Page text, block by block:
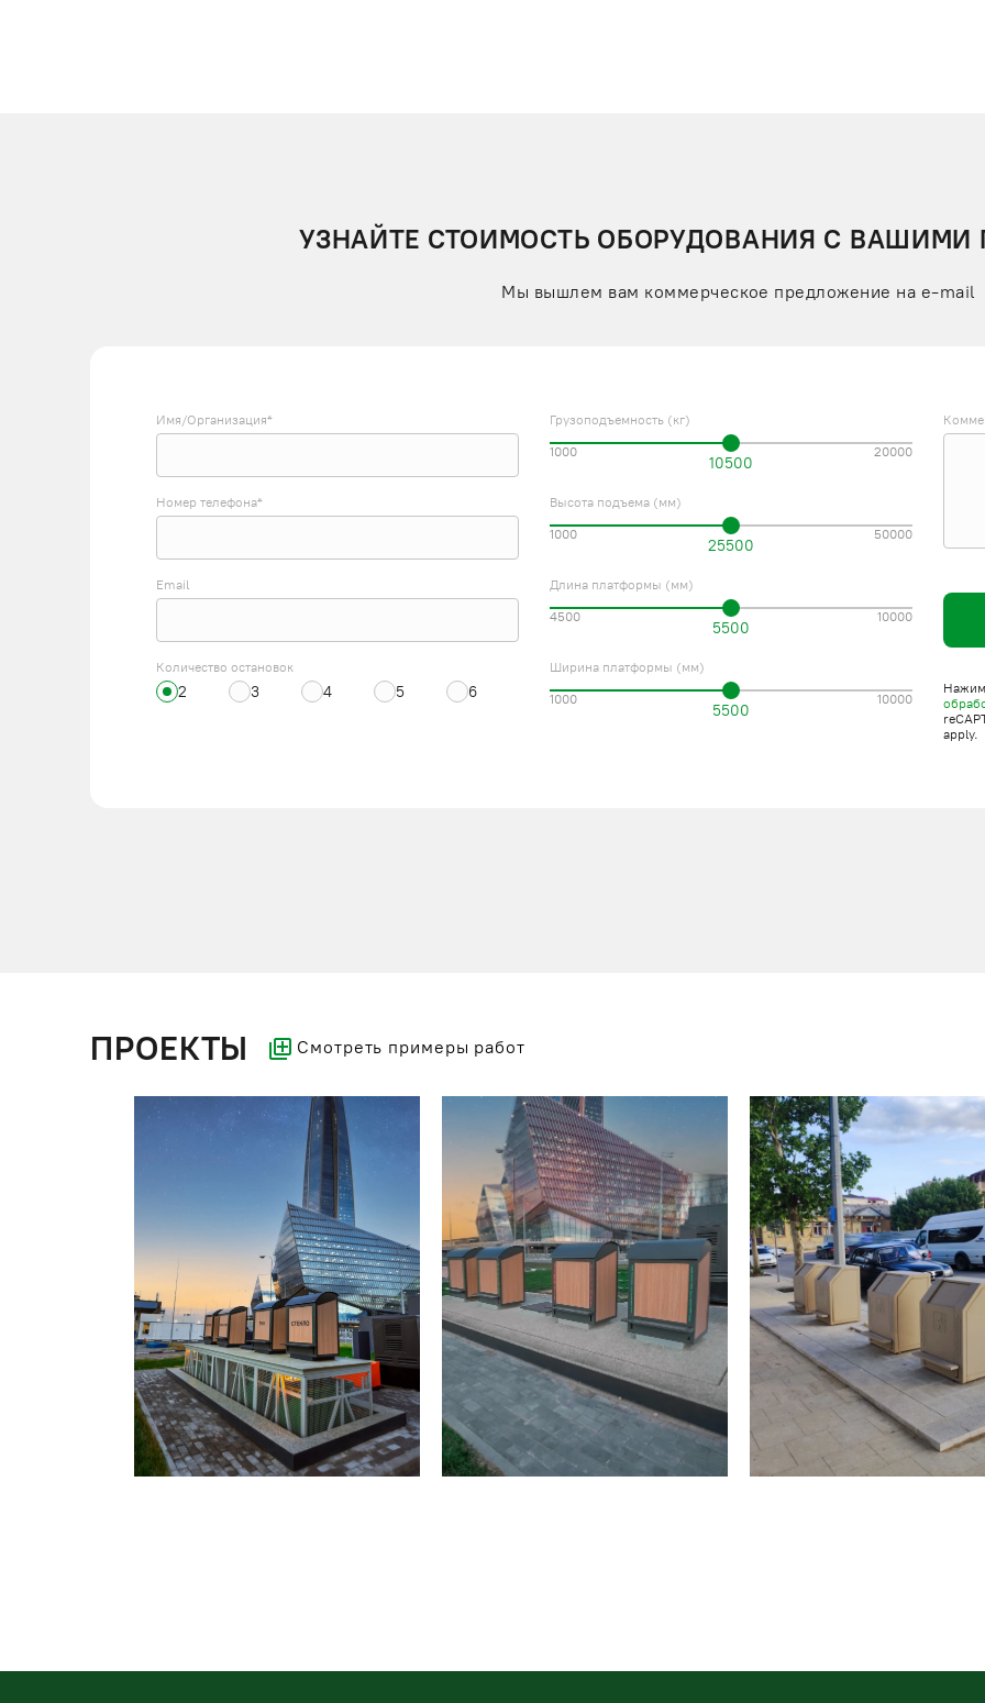
УЗНАЙТЕ СТОИМОСТЬ ОБОРУДОВАНИЯ С ВАШИМИ
Мы вышлем вам коммерческое предложение на e-mail
Имя/Организация*
Номер телефона*
Email
Количество остановок
2 3 4 5 6
Грузоподъемность (кг)
10500
1000 20000
Высота подъема (мм)
25500
1000 50000
Длина платформы (мм)
5500
4500 10000
Ширина платформы (мм)
5500
1000 10000
apply.
ПРОЕКТЫ Смотреть примеры работ